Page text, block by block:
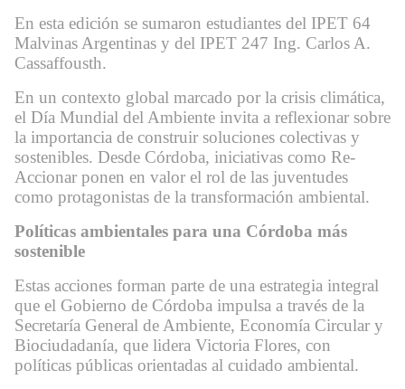
En esta edición se sumaron estudiantes del IPET 64
Malvinas Argentinas y del IPET 247 Ing. Carlos A.
Cassaffousth.
En un contexto global marcado por la crisis climática,
el Día Mundial del Ambiente invita a reflexionar sobre
la importancia de construir soluciones colectivas y
sostenibles. Desde Córdoba, iniciativas como Re-
Accionar ponen en valor el rol de las juventudes
como protagonistas de la transformación ambiental.
Políticas ambientales para una Córdoba más
sostenible
Estas acciones forman parte de una estrategia integral
que el Gobierno de Córdoba impulsa a través de la
Secretaría General de Ambiente, Economía Circular y
Biociudadanía, que lidera Victoria Flores, con
políticas públicas orientadas al cuidado ambiental.